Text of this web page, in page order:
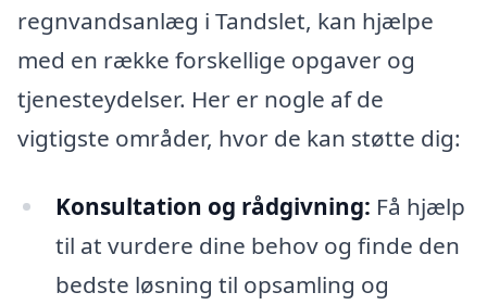
regnvandsanlæg i Tandslet, kan hjælpe
med en række forskellige opgaver og
tjenesteydelser. Her er nogle af de
vigtigste områder, hvor de kan støtte dig:
Konsultation og rådgivning: Få hjælp
til at vurdere dine behov og finde den
bedste løsning til opsamling og